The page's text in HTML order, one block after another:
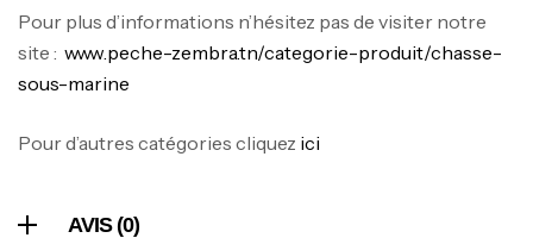
Pour plus d’informations n’hésitez pas de visiter notre
site : www.peche-zembra.tn/categorie-produit/chasse-
sous-marine
Pour d’autres catégories cliquez ici
AVIS (0)
Expanded
Bagagerie,Surfcasting
د.ت378,000